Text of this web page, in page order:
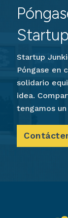
Startup
Póngase en
solidario
idea.
tengamos